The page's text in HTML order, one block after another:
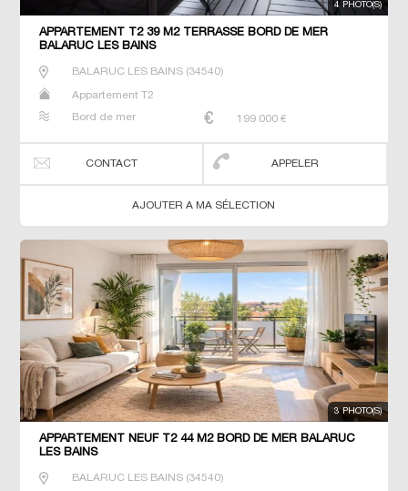
4 PHOTO(S)
APPARTEMENT T2 39 M2 TERRASSE BORD DE MER
BALARUC LES BAINS
BALARUC LES BAINS(34540)
Appartement T2
Bord de mer 199 000 €
CONTACT APPELER
AJOUTER A MA SÉLECTION
3 PHOTO(S)
APPARTEMENT NEUF T2 44 M2 BORD DE MER BALARUC
LES BAINS
BALARUC LES BAINS(34540)